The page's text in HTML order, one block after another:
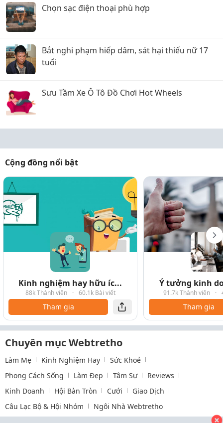
Chọn sạc điện thoại phù hợp
Bắt nghi phạm hiếp dâm, sát hại thiếu nữ 17
tuổi
Sưu Tầm Xe Ô Tô Đồ Chơi Hot Wheels
Cộng đồng nổi bật
Kinh nghiệm hay hữu íc...
88k Thành viên · 60.1k Bài viết
Tham gia
Ý tưởng kinh
91.7k Thành viên ·
Tham gia
Chuyên mục Webtretho
Làm Mẹ Kinh Nghiệm Hay
Sức Khoẻ
Phong Cách Sống
Làm Đẹp Tâm Sự
Reviews
Kinh Doanh
Hội Bàn Tròn Cưới
Giao Dịch
Câu Lạc Bộ & Hội Nhóm
Ngôi Nhà Webtretho